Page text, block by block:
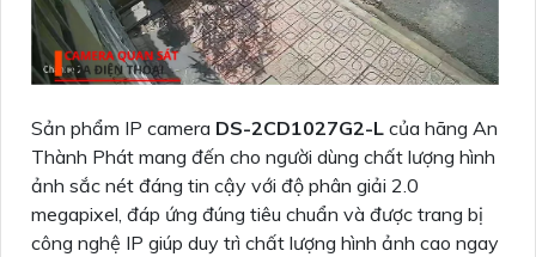
Sản phẩm IP camera DS-2CD1027G2-L của hãng An
Thành Phát mang đến cho người dùng chất lượng hình
ảnh sắc nét đáng tin cậy với độ phân giải 2.0
megapixel, đáp ứng đúng tiêu chuẩn và được trang bị
công nghệ IP giúp duy trì chất lượng hình ảnh cao ngay